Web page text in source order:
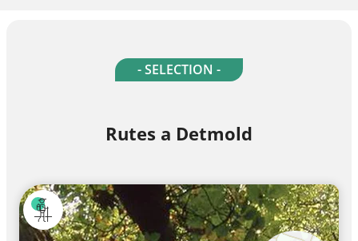
- SELECTION -
Rutes a Detmold